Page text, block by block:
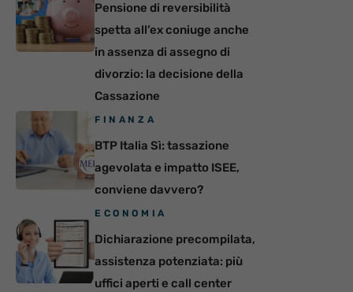
Pensione di reversibilità
spetta all’ex coniuge anche
in assenza di assegno di
divorzio: la decisione della
Cassazione
FINANZA
BTP Italia Sì: tassazione
agevolata e impatto ISEE,
conviene davvero?
ECONOMIA
Dichiarazione precompilata,
assistenza potenziata: più
uffici aperti e call center